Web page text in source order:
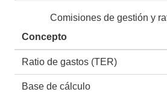
Comisiones de gestión y
Concepto
Ratio de gastos (TER)
Base de cálculo